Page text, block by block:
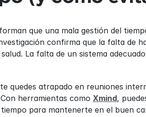
que una mala gestión del
confirma que la falta de
La falta de un sistema
quedes atrapado en reuniones
herramientas como Xmind,
para mantenerte en el buen